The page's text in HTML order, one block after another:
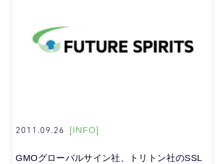
2011.09.26 [INFO]
GMOグローバルサイン社、トリトン社のSSL